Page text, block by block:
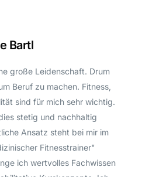
Bartl
große Leidenschaft. Drum
Beruf zu machen. Fitness,
sind für mich sehr wichtig.
stetig und nachhaltig
Ansatz steht bei mir im
Fitnesstrainer"
ich wertvolles Fachwissen